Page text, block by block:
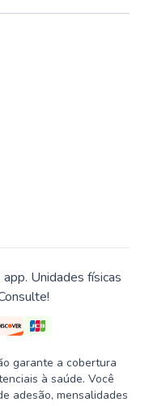
Unidades físicas
garante a cobertura
à saúde. Você
adesão, mensalidades